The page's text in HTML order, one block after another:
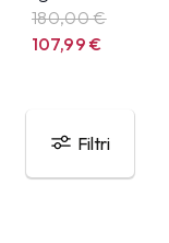
Filtri
180,00 €
107,99€